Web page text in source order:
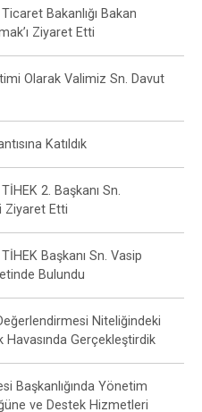
Bakanlığı Bakan
Ziyaret Etti
Olarak Valimiz Sn. Davut
Katıldık
2. Başkanı Sn.
Ziyaret Etti
Başkanı Sn. Vasip
Bulundu
Niteliğindeki
Havasında Gerçekleştirdik
Başkanlığında Yönetim
ve Destek Hizmetleri